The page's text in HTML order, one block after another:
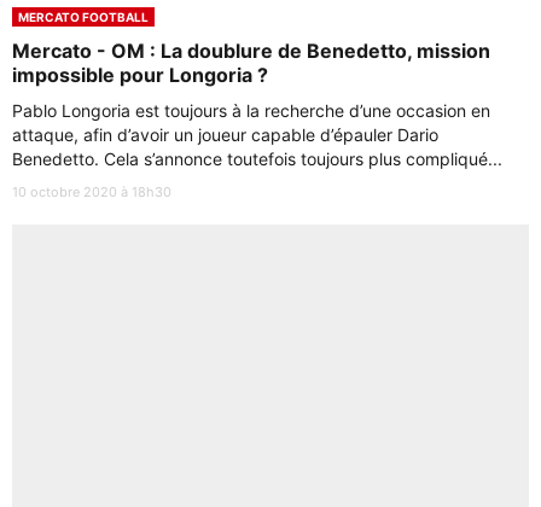
MERCATO FOOTBALL
Mercato - OM : La doublure de Benedetto, mission
impossible pour Longoria ?
Pablo Longoria est toujours à la recherche d’une occasion en
attaque, afin d’avoir un joueur capable d’épauler Dario
Benedetto. Cela s’annonce toutefois toujours plus compliqué...
10 octobre 2020 à 18h30